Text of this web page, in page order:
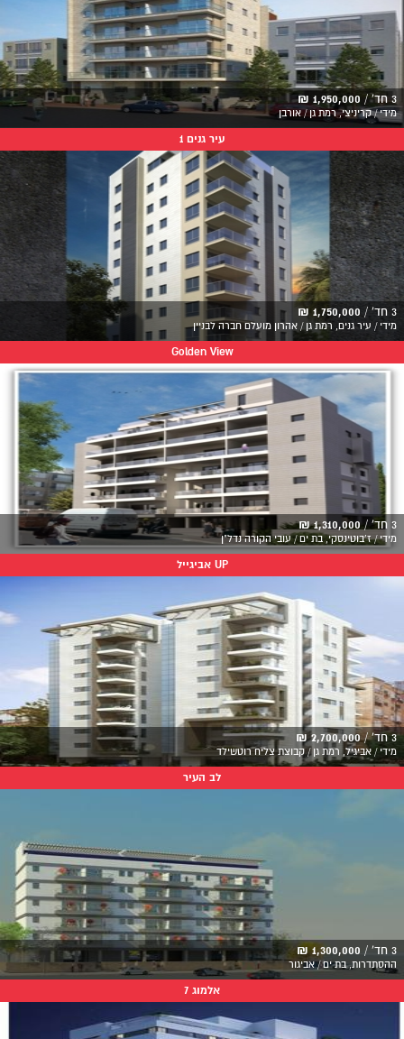
3 חד' / 1,950,000 ₪
מידי / קריניצי, רמת גן / אורבן
עיר גנים 1
3 חד' / 1,750,000 ₪
מידי / עיר גנים, רמת גן / אהרון מועלם חברה לבניין
Golden View
3 חד' / 1,310,000 ₪
מידי / ז'בוטינסקי, בת ים / עובי הקורה נדל"ן
UP אביגייל
3 חד' / 2,700,000 ₪
מידי / אביגיל, רמת גן / קבוצת צליח רוטשילד
לב העיר
3 חד' / 1,300,000 ₪
ההסתדרות, בת ים / אביגור
אלמוג 7